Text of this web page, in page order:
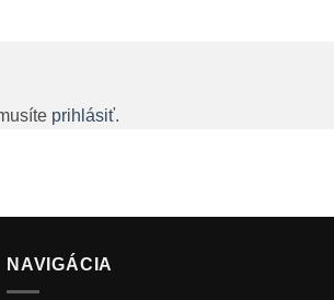
prihlásiť.
NAVIGÁCIA